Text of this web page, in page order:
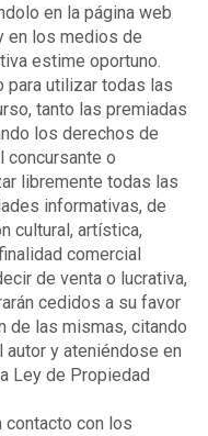
en la página web
en los medios de
estime oportuno.
para utilizar todas las
tanto las premiadas
los derechos de
concursante o
libremente todas las
informativas, de
cultural, artística,
comercial
de venta o lucrativa,
cedidos a su favor
de las mismas, citando
y ateniéndose en
Ley de Propiedad
contacto con los